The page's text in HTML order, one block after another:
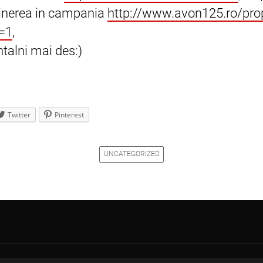
in campania http://www.avon125.ro/
,
mai des:)
Twitter Pinterest
UNCATEGORIZED